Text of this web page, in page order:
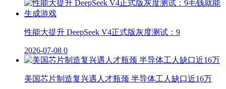
性能大提升 DeepSeek V4正式版灰度测试：9
2026-07-08 0
美国芯片制造复兴遇人才瓶颈 半导体工人缺口近16万